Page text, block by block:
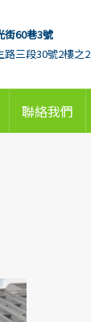
街60巷3號
路三段30號2樓之2
聯絡我們